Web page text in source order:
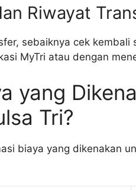
Riwayat
sebaiknya cek
MyTri atau dengan
yang
Tri?
biaya yang dikenakan